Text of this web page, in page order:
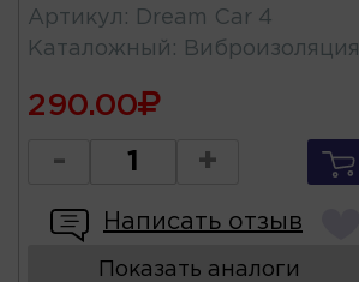
Артикул :
Dream Car 4
Каталожный : Виброизоляция
290.00
- +
Написать отзыв
Показать аналоги